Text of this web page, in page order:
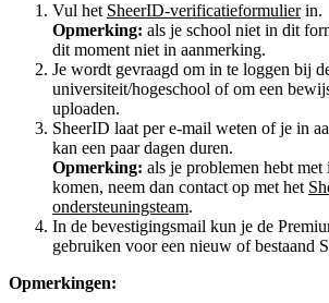
Vul het SheerID-verificatieformulierin.
Opmerking: als je school niet in dit
dit moment niet in aanmerking.
Je wordt gevraagd om in te loggen bij
universiteit/hogeschool of om een
uploaden.
SheerID laat per e-mail weten of je in
kan een paar dagen duren.
Opmerking: als je problemen hebt
komen, neem dan contact op met het
ondersteuningsteam.
In de bevestigingsmail kun je de
gebruiken voor een nieuw of bestaand
Opmerkingen: